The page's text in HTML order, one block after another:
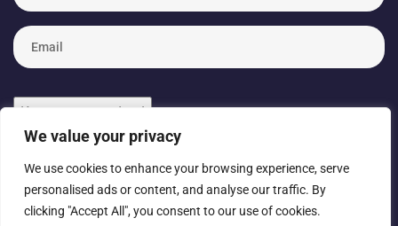
We value your privacy
We use cookies to enhance your browsing experience, serve
personalised ads or content, and analyse our traffic. By
clicking "Accept All", you consent to our use of cookies.
ο
μ
α
τ
π
*
E
m
a
l Keep me up to date!
© Copyright 2026 – eTwinning / Designed & Developed by
NETinfo Plc